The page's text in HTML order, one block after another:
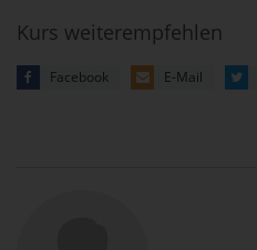
Kurs weiterempfehlen
Facebook E-Mail